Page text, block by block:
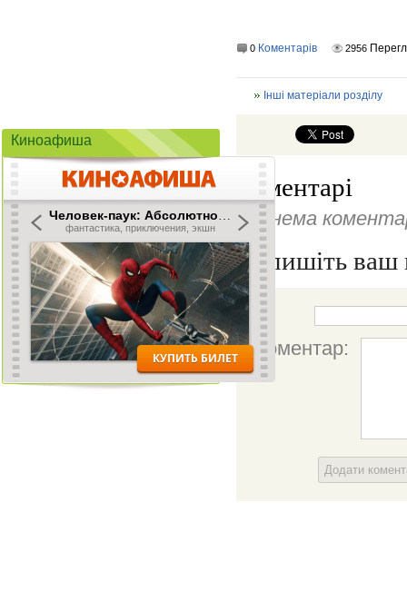
0 Коментарів 2956
Інші матеріали розділу
Коментарі
Ще нема
Напишіть ваш
Ім'я:
Коментар:
Додати
Киноафиша